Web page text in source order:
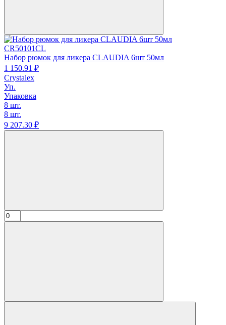
CR50101CL
Набор рюмок для ликера CLAUDIA 6шт 50мл
1 150.91 ₽
Crystalex
Уп.
Упаковка
8 шт.
8 шт.
9 207.30 ₽